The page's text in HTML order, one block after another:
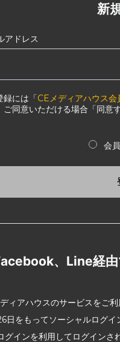
新
アドレス
録には「CEメディアハウス会
ご同意いただける場合「同意
会
、Line経
ィアハウスのサービスをご
日をもってソーシャルログイ
グインを利用してログインさ